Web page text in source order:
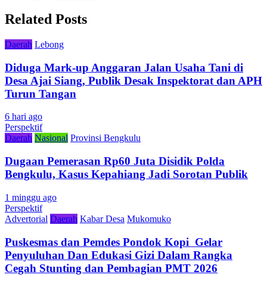
Related Posts
Daerah Lebong
Diduga Mark-up Anggaran Jalan Usaha Tani di
Desa Ajai Siang, Publik Desak Inspektorat dan APH
Turun Tangan
6 hari ago
Perspektif
Daerah Nasional Provinsi Bengkulu
Dugaan Pemerasan Rp60 Juta Disidik Polda
Bengkulu, Kasus Kepahiang Jadi Sorotan Publik
1 minggu ago
Perspektif
Advertorial Daerah Kabar Desa Mukomuko
Puskesmas dan Pemdes Pondok Kopi Gelar
Penyuluhan Dan Edukasi Gizi Dalam Rangka
Cegah Stunting dan Pembagian PMT 2026